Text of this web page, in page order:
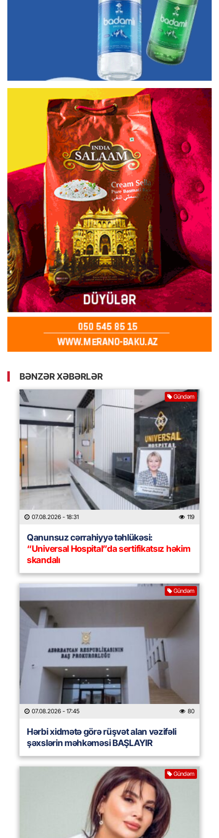
BƏNZƏR XƏBƏRLƏR
Gündəm
07.08.2026 - 18:31 119
Qanunsuz cərrahiyyə təhlükəsi:
“Universal Hospital”da sertifikatsız həkim
skandalı
Gündəm
07.08.2026 - 17:45 80
Hərbi xidmətə görə rüşvət alan vəzifəli
şəxslərin məhkəməsi BAŞLAYIR
Gündəm